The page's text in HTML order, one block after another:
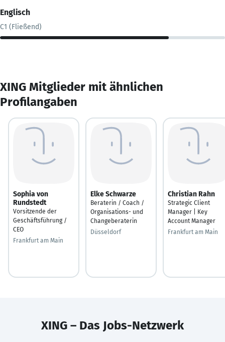
Englisch
C1 (Fließend)
XING Mitglieder mit ähnlichen
Profilangaben
Sophia von
Rundstedt
Vorsitzende der
Geschäftsführung /
CEO
Frankfurt am Main
Elke Schwarze
Beraterin / Coach /
Organisations- und
Changeberaterin
Düsseldorf
Christian Rahn
Strategic Client
Manager | Key
Account Manager
Frankfurt am Main
XING – Das Jobs-Netzwerk